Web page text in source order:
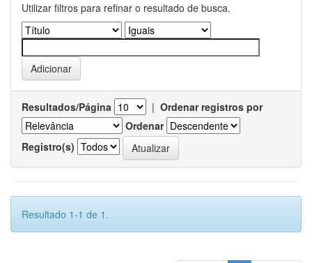
Utilizar filtros para refinar o resultado de busca.
Resultados/Página | Ordenar registros por
Ordenar
Registro(s)
Resultado 1-1 de 1.